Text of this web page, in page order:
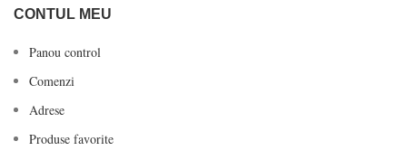
CONTUL MEU
Panou control
Comenzi
Adrese
Produse favorite